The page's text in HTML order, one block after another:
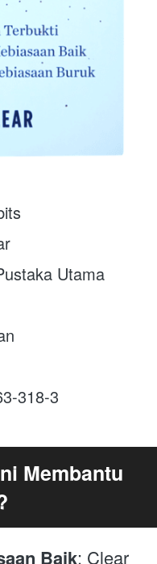
Utama
318-3
Membantu
Baik: Clear